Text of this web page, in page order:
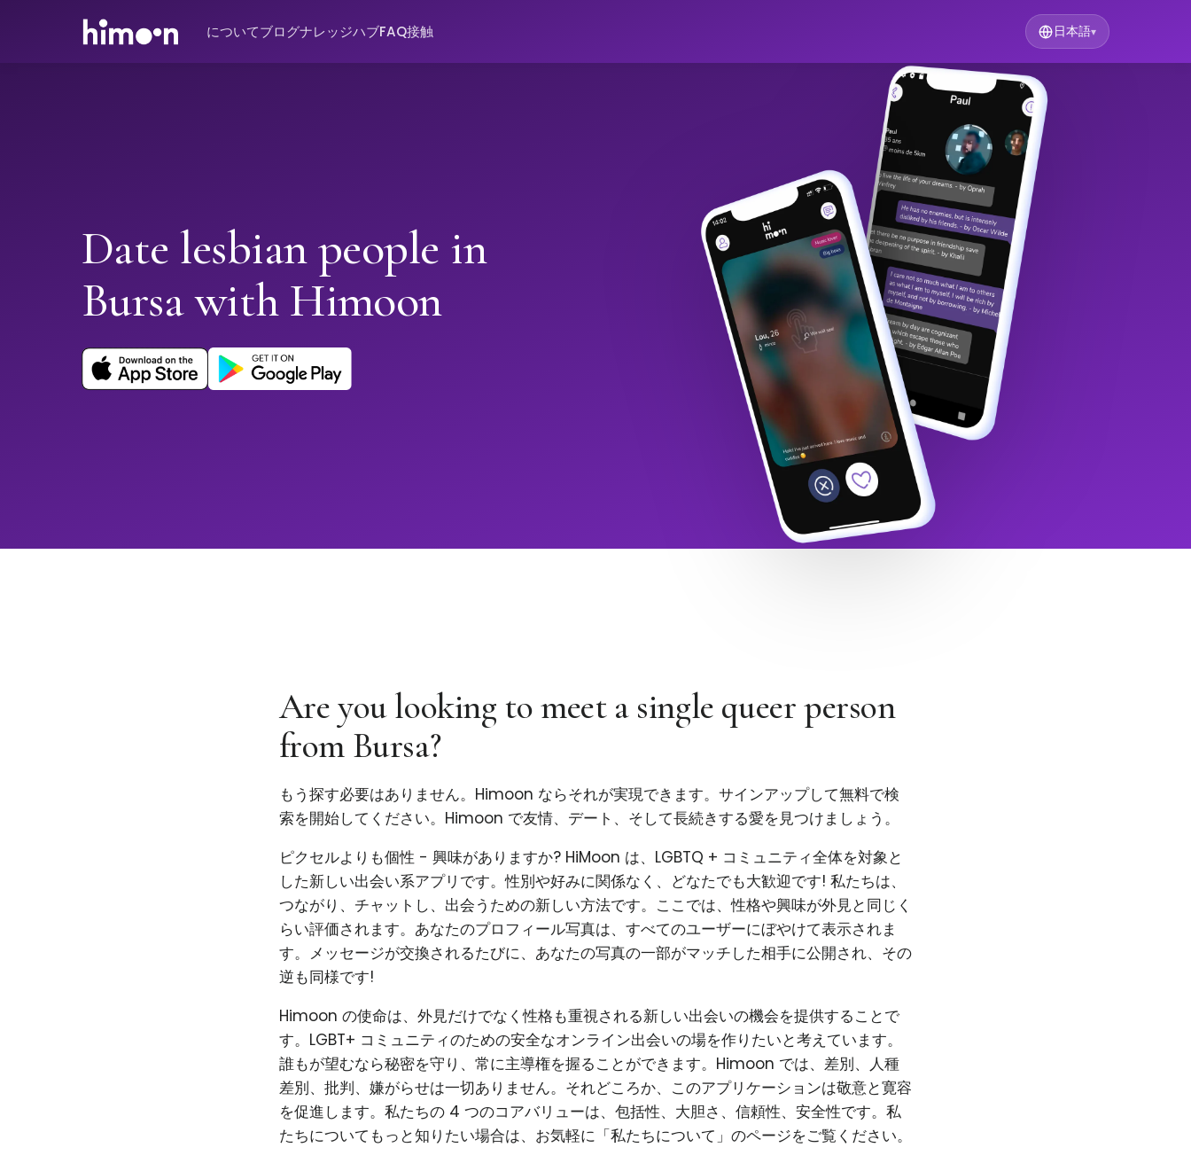
についてブログナレッジハブFAQ接触 日本語▾
Date lesbian people in
Bursa with Himoon
Are you looking to meet a single queer person
from Bursa?
もう探す必要はありません。Himoon ならそれが実現できます。サインアップして無料で検
索を開始してください。Himoon で友情、デート、そして長続きする愛を見つけましょう。
ピクセルよりも個性 - 興味がありますか? HiMoon は、LGBTQ + コミュニティ全体を対象と
した新しい出会い系アプリです。性別や好みに関係なく、どなたでも大歓迎です! 私たちは、
つながり、チャットし、出会うための新しい方法です。ここでは、性格や興味が外見と同じく
らい評価されます。あなたのプロフィール写真は、すべてのユーザーにぼやけて表示されま
す。メッセージが交換されるたびに、あなたの写真の一部がマッチした相手に公開され、その
逆も同様です!
Himoon の使命は、外見だけでなく性格も重視される新しい出会いの機会を提供することで
す。LGBT+ コミュニティのための安全なオンライン出会いの場を作りたいと考えています。
誰もが望むなら秘密を守り、常に主導権を握ることができます。Himoon では、差別、人種
差別、批判、嫌がらせは一切ありません。それどころか、このアプリケーションは敬意と寛容
を促進します。私たちの 4 つのコアバリューは、包括性、大胆さ、信頼性、安全性です。私
たちについてもっと知りたい場合は、お気軽に「私たちについて」のページをご覧ください。